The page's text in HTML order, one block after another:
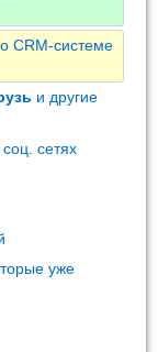
CRM-системе
и другие
сетях
уже